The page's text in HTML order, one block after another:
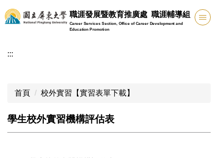
跳
到
內
職涯發展暨教育推廣處 職涯輔導組
Career Services Section, Office of Career Development and
Education Promotion
:::
首頁 校外實習【實習表單下載】
學生校外實習機構評估表